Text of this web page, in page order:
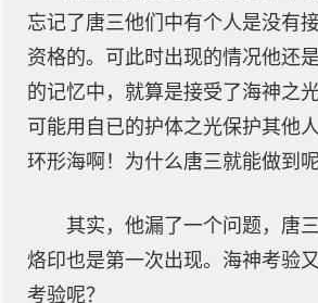
忘记了唐三他们中有个人是没有
资格的。可此时出现的情况他还
的记忆中，就算是接受了海神之
可能用自已的护体之光保护其他
环形海啊！为什么唐三就能做到呢
其实，他漏了一个问题，唐
烙印也是第一次出现。海神考验
考验呢？